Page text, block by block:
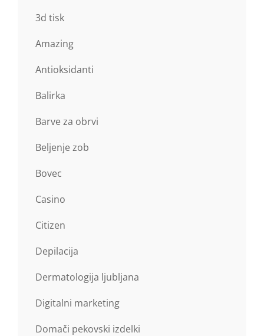
3d tisk
Amazing
Antioksidanti
Balirka
Barve za obrvi
Beljenje zob
Bovec
Casino
Citizen
Depilacija
Dermatologija ljubljana
Digitalni marketing
Domači pekovski izdelki